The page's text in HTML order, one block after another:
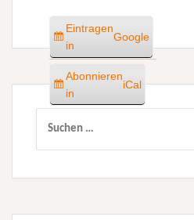
Eintragen
in
Google
Abonnieren
in
iCal